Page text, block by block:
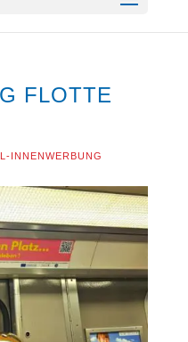
FLOTTE
INNENWERBUNG